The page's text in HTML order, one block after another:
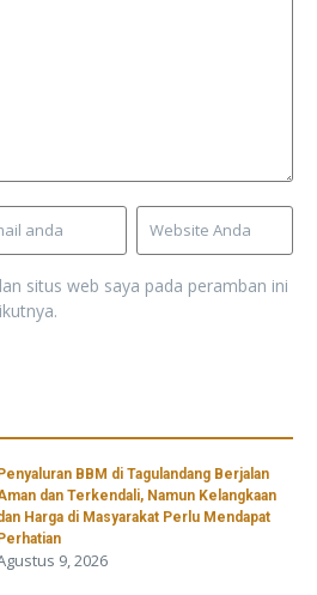
situs web saya pada peramban ini
BBM di Tagulandang Berjalan
dan Terkendali, Namun Kelangkaan
Harga di Masyarakat Perlu Mendapat
9, 2026